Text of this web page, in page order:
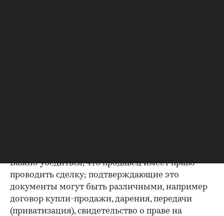
Важно убедиться, что продавец имеет право
проводить сделку; подтверждающие это
документы могут быть различными, например
договор купли-продажи, дарения, передачи
(приватизация), свидетельство о праве на